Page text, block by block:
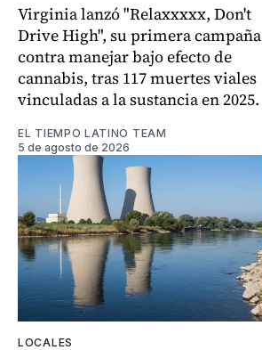
Virginia lanzó "Relaxxxxx, Don't
Drive High", su primera campaña
contra manejar bajo efecto de
cannabis, tras 117 muertes viales
vinculadas a la sustancia en 2025.
EL TIEMPO LATINO TEAM
5 de agosto de 2026
LOCALES